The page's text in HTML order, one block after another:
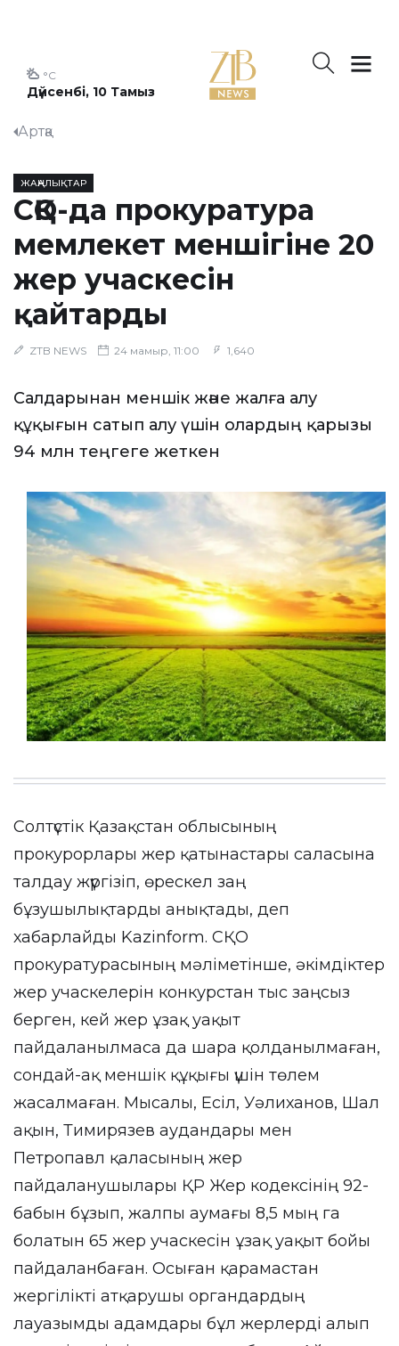
Дүйсенбі, 10 Тамыз
°C
Артқа
ЖАҢАЛЫҚТАР
СҚО-да прокуратура
мемлекет меншігіне 20
жер учаскесін
қайтарды
ZTB NEWS 24 мамыр, 11:00 1,640
Салдарынан меншік және жалға алу
құқығын сатып алу үшін олардың қарызы
94 млн теңгеге жеткен
Солтүстік Қазақстан облысының
прокурорлары жер қатынастары саласына
талдау жүргізіп, өрескел заң
бұзушылықтарды анықтады, деп
хабарлайды Kazinform. СҚО
прокуратурасының мәліметінше, әкімдіктер
жер учаскелерін конкурстан тыс заңсыз
берген, кей жер ұзақ уақыт
пайдаланылмаса да шара қолданылмаған,
сондай-ақ меншік құқығы үшін төлем
жасалмаған. Мысалы, Есіл, Уәлиханов, Шал
ақын, Тимирязев аудандары мен
Петропавл қаласының жер
пайдаланушылары ҚР Жер кодексінің 92-
бабын бұзып, жалпы аумағы 8,5 мың га
болатын 65 жер учаскесін ұзақ уақыт бойы
пайдаланбаған. Осыған қарамастан
жергілікті атқарушы органдардың
лауазымды адамдары бұл жерлерді алып